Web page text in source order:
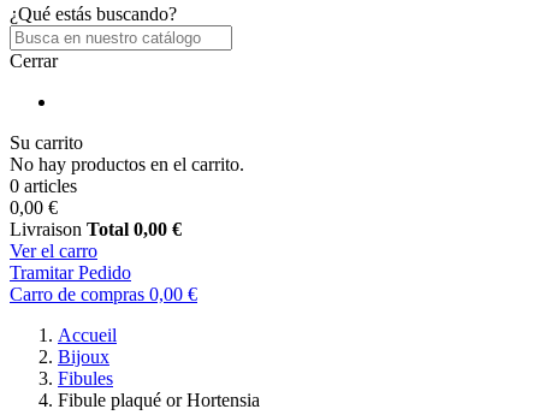
¿Qué estás buscando?
Cerrar
Su carrito
No hay productos en el carrito.
0 articles
0,00 €
Livraison Total 0,00 €
Ver el carro
Tramitar Pedido
Carro de compras 0,00 €
Accueil
Bijoux
Fibules
Fibule plaqué or Hortensia